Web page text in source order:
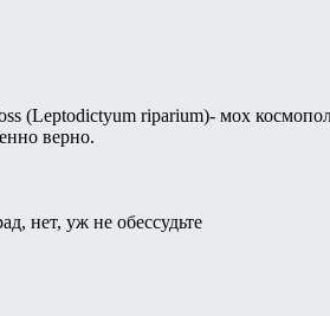
(Leptodictyum riparium)- мох
верно.
нет, уж не обессудьте